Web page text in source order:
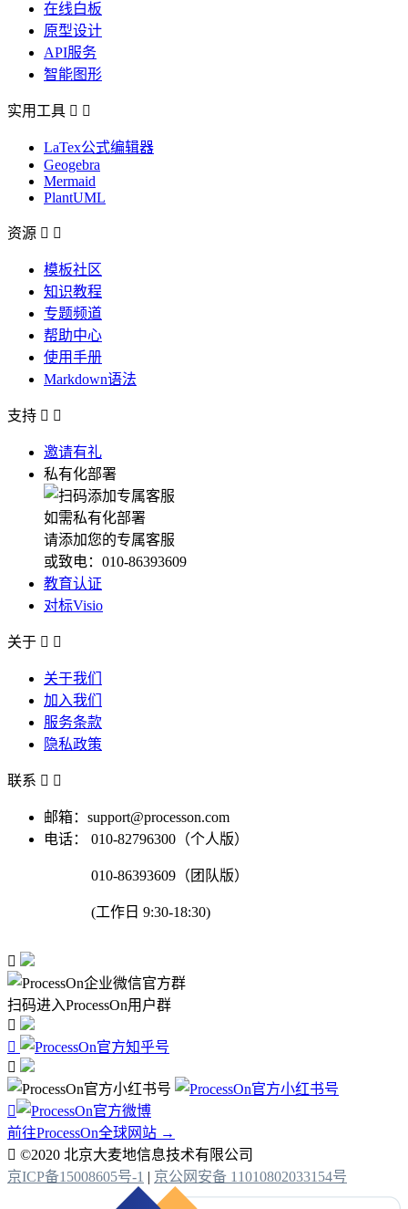
在线白板
原型设计
API服务
智能图形
实用工具  
LaTex公式编辑器
Geogebra
Mermaid
PlantUML
资源  
模板社区
知识教程
专题频道
帮助中心
使用手册
Markdown语法
支持  
邀请有礼
私有化部署
如需私有化部署
请添加您的专属客服
或致电：010-86393609
教育认证
对标Visio
关于  
关于我们
加入我们
服务条款
隐私政策
联系  
邮箱：support@processon.com
电话：
010-82796300（个人版）
010-86393609（团队版）
(工作日 9:30-18:30)

扫码进入ProcessOn用户群




前往ProcessOn全球网站 →
 ©2020 北京大麦地信息技术有限公司
京ICP备15008605号-1 | 京公网安备 11010802033154号